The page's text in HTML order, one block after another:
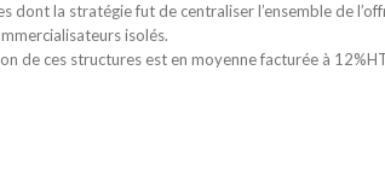
dont la stratégie fut de centraliser l’ensemble de
isolés.
de ces structures est en moyenne facturée à